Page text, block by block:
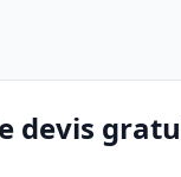
devis